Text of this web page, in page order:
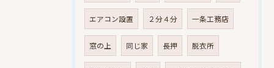
エアコン設置 ２分４分 一条工務店
窓の上 同じ家 長押 脱衣所